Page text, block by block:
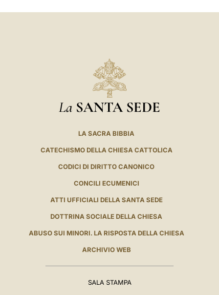
La SANTA SEDE
LA SACRA BIBBIA
CATECHISMO DELLA CHIESA CATTOLICA
CODICI DI DIRITTO CANONICO
CONCILI ECUMENICI
ATTI UFFICIALI DELLA SANTA SEDE
DOTTRINA SOCIALE DELLA CHIESA
ABUSO SUI MINORI. LA RISPOSTA DELLA CHIESA
ARCHIVIO WEB
SALA STAMPA